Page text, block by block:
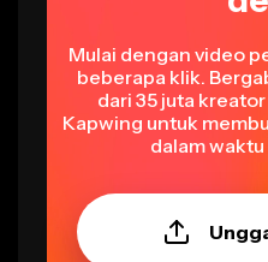
beberapa klik.
dari 35 juta
Kapwing untuk
dalam